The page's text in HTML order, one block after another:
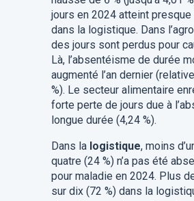
jours en 2024 atteint presque
dans la logistique. Dans
des jours sont perdus pour
Là, l’absentéisme de durée
augmenté l’an dernier
%). Le secteur alimentaire
forte perte de jours due à
longue durée (4,24 %).
Dans la logistique, moins
quatre (24 %) n’a pas été
pour maladie en 2024. Plus
sur dix (72 %) dans la